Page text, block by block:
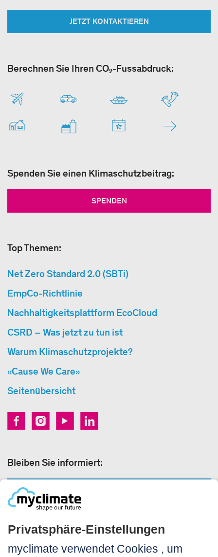
JETZT KONTAKTIEREN
Berechnen Sie Ihren CO₂-Fussabdruck:
Spenden Sie einen Klimaschutzbeitrag:
SPENDEN
Top Themen:
Net Zero Standard 2.0 (SBTi)
EmpCo-Richtlinie
Nachhaltigkeitsplattform EcoCloud
CSRD – Was jetzt zu tun ist
Warum Klimaschutzprojekte?
«Cause We Care»
Seitenübersicht
Bleiben Sie informiert:
Rechtliches: